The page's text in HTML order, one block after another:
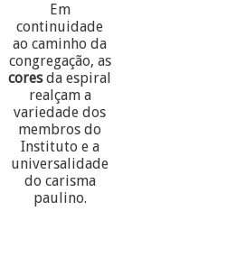
Em
continuidade
ao caminho da
congregação, as
coresda espiral
realçam a
variedade dos
membros do
Instituto e a
universalidade
do carisma
paulino.